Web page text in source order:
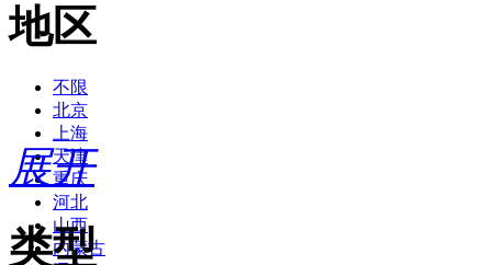
地区
不限
北京
上海
天津
重庆
河北
山西
内蒙古
展开
类型